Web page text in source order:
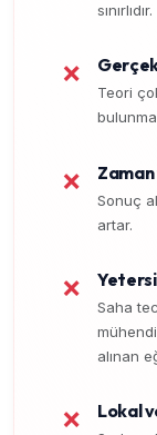
sınırlıdır.
❌
Teori
❌
Sonuç
artar.
❌
Saha
alınan
❌ Lokal